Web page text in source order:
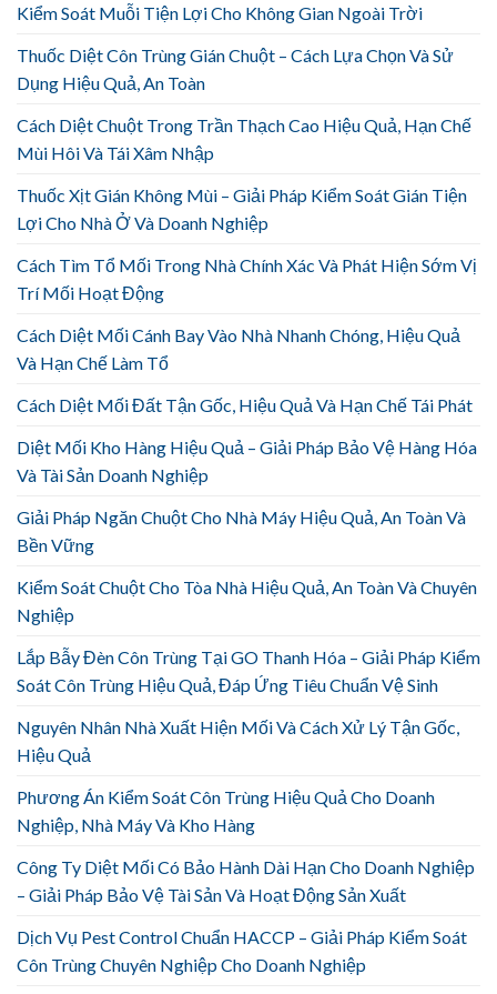
Kiểm Soát Muỗi Tiện Lợi Cho Không Gian Ngoài Trời
Thuốc Diệt Côn Trùng Gián Chuột – Cách Lựa Chọn Và Sử
Dụng Hiệu Quả, An Toàn
Cách Diệt Chuột Trong Trần Thạch Cao Hiệu Quả, Hạn Chế
Mùi Hôi Và Tái Xâm Nhập
Thuốc Xịt Gián Không Mùi – Giải Pháp Kiểm Soát Gián Tiện
Lợi Cho Nhà Ở Và Doanh Nghiệp
Cách Tìm Tổ Mối Trong Nhà Chính Xác Và Phát Hiện Sớm Vị
Trí Mối Hoạt Động
Cách Diệt Mối Cánh Bay Vào Nhà Nhanh Chóng, Hiệu Quả
Và Hạn Chế Làm Tổ
Cách Diệt Mối Đất Tận Gốc, Hiệu Quả Và Hạn Chế Tái Phát
Diệt Mối Kho Hàng Hiệu Quả – Giải Pháp Bảo Vệ Hàng Hóa
Và Tài Sản Doanh Nghiệp
Giải Pháp Ngăn Chuột Cho Nhà Máy Hiệu Quả, An Toàn Và
Bền Vững
Kiểm Soát Chuột Cho Tòa Nhà Hiệu Quả, An Toàn Và Chuyên
Nghiệp
Lắp Bẫy Đèn Côn Trùng Tại GO Thanh Hóa – Giải Pháp Kiểm
Soát Côn Trùng Hiệu Quả, Đáp Ứng Tiêu Chuẩn Vệ Sinh
Nguyên Nhân Nhà Xuất Hiện Mối Và Cách Xử Lý Tận Gốc,
Hiệu Quả
Phương Án Kiểm Soát Côn Trùng Hiệu Quả Cho Doanh
Nghiệp, Nhà Máy Và Kho Hàng
Công Ty Diệt Mối Có Bảo Hành Dài Hạn Cho Doanh Nghiệp
– Giải Pháp Bảo Vệ Tài Sản Và Hoạt Động Sản Xuất
Dịch Vụ Pest Control Chuẩn HACCP – Giải Pháp Kiểm Soát
Côn Trùng Chuyên Nghiệp Cho Doanh Nghiệp